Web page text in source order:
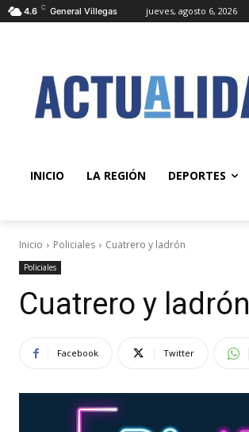
4.6 C General Villegas jueves, agosto 6, 2026
INICIO LA REGIÓN DEPORTES
Inicio Policiales Cuatrero y ladrón
Policiales
Cuatrero y ladrón
Facebook Twitter